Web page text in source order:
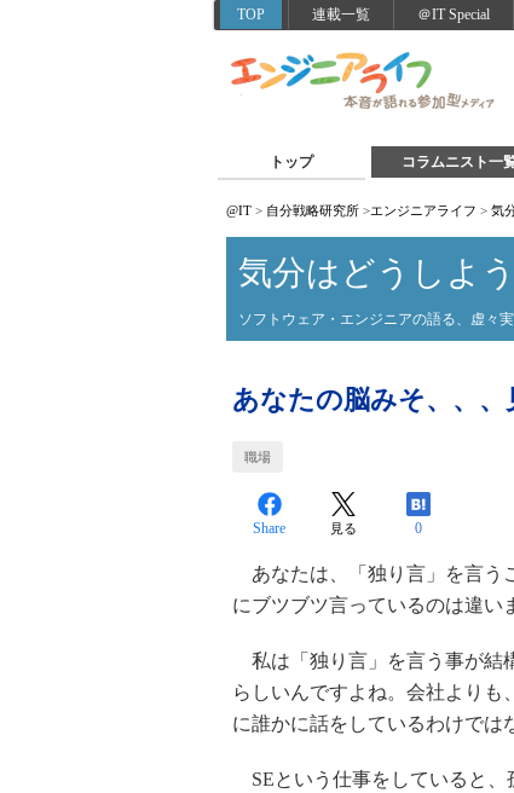
TOP 連載一覧 ＠IT Special
トップ コラムニスト一
@IT > 自分戦略研究所 >エンジニアライフ > 気
気分はどうしよ
ソフトウェア・エンジニアの語る、虚々
あなたの脳みそ、、
職場
Share 見る 0
あなたは、「独り言」を言う
にブツブツ言っているのは違い
私は「独り言」を言う事が結
らしいんですよね。会社よりも
に誰かに話をしているわけでは
SEという仕事をしていると、